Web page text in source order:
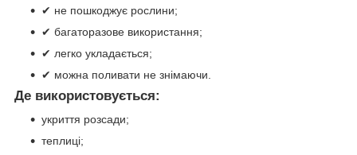
✔ не пошкоджує рослини;
✔ багаторазове використання;
✔ легко укладається;
✔ можна поливати не знімаючи.
Де використовується:
укриття розсади;
теплиці;